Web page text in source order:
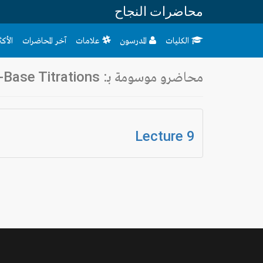
محاضرات النجاح
الكليات المدرسون علامات آخر المحاضرات
محاضرو موسومة بـ: Acid-Base Titrations
Lecture 9